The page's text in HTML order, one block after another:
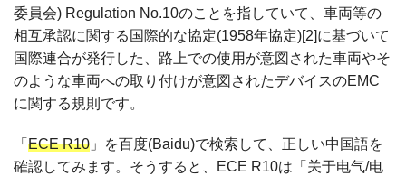
委員会) Regulation No.10のことを指していて、車両等の
相互承認に関する国際的な協定(1958年協定)[2]に基づいて
国際連合が発行した、路上での使用が意図された車両やそ
のような車両への取り付けが意図されたデバイスのEMC
に関する規則です。
「 ECE R10 」を百度(Baidu)で検索して、正しい中国語を
確認してみます。そうすると、ECE R10は「关于电气/电